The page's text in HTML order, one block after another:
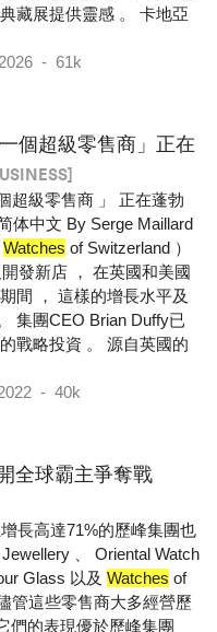
藏展提供靈感 。 卡地亞
- 61k
個超級零售商」正在
超級零售商 」 正在蓬勃
体中文 By Serge Maillard
Watches of Switzerland ）
發新店 ， 在英國和美國
間 ， 這樣的增長水平及
集團CEO Brian Duffy已
戰略投資 。 源自英國的
- 40k
全球霸主爭奪戰
長高達71%的歷峰集團也
、 Oriental Watch
Glass 以及 Watches of
管這些零售商大多經營歷
們的表現優於歷峰集團